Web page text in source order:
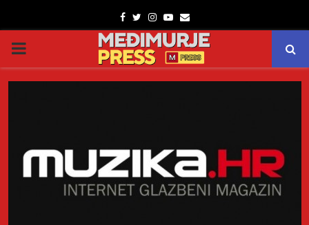
Facebook
TwitterInstagram
Youtube
Email
PRIMARY
MENU